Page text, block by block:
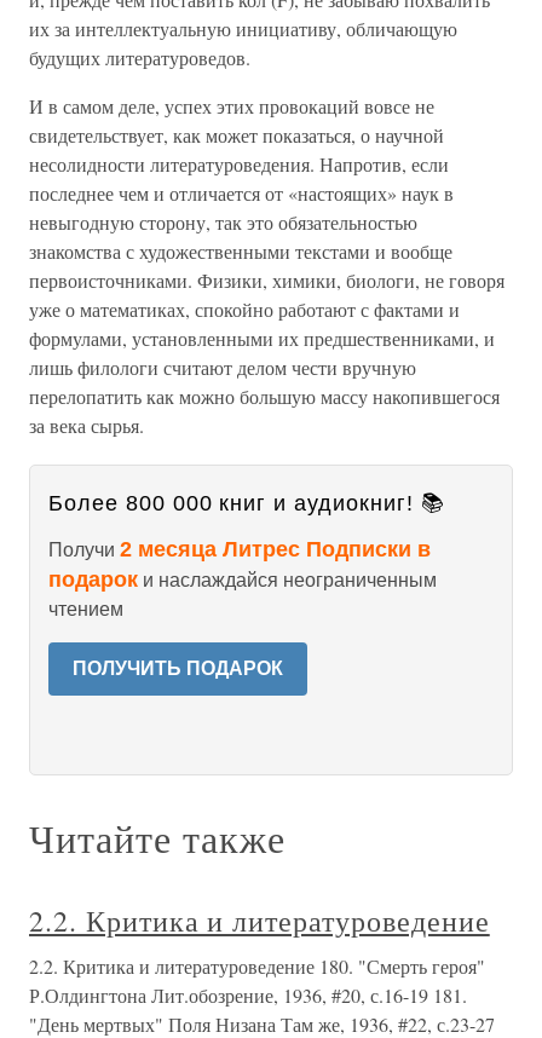
их за интеллектуальную инициативу, обличающую
будущих литературоведов.
И в самом деле, успех этих провокаций вовсе не
свидетельствует, как может показаться, о научной
несолидности литературоведения. Напротив, если
последнее чем и отличается от «настоящих» наук в
невыгодную сторону, так это обязательностью
знакомства с художественными текстами и вообще
первоисточниками. Физики, химики, биологи, не говоря
уже о математиках, спокойно работают с фактами и
формулами, установленными их предшественниками, и
лишь филологи считают делом чести вручную
перелопатить как можно большую массу накопившегося
за века сырья.
Более 800 000 книг и аудиокниг! 📚
Получи 2 месяца Литрес Подписки в
подарок и наслаждайся неограниченным
чтением
ПОЛУЧИТЬ ПОДАРОК
Читайте также
2.2. Критика и литературоведение
2.2. Критика и литературоведение 180. "Смерть героя"
Р.Олдингтона Лит.обозрение, 1936, #20, с.16-19 181.
"День мертвых" Поля Низана Там же, 1936, #22, с.23-27